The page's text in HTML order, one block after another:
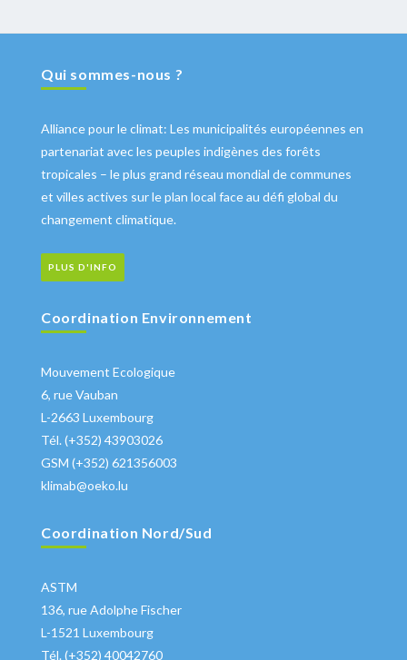
Qui sommes-nous ?
Alliance pour le climat: Les municipalités européennes en
partenariat avec les peuples indigènes des forêts
tropicales – le plus grand réseau mondial de communes
et villes actives sur le plan local face au défi global du
changement climatique.
PLUS D'INFO
Coordination Environnement
Mouvement Ecologique
6, rue Vauban
L-2663 Luxembourg
Tél. (+352) 43903026
GSM (+352) 621356003
klimab@oeko.lu
Coordination Nord/Sud
ASTM
136, rue Adolphe Fischer
L-1521 Luxembourg
Tél. (+352) 40042760